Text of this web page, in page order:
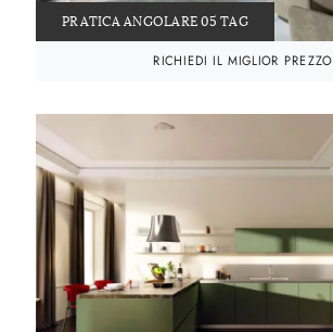
PRATICA ANGOLARE 05 TAG
RICHIEDI IL MIGLIOR PREZZO